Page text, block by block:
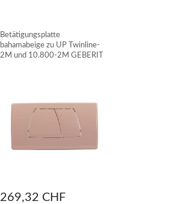
Betätigungsplatte
bahamabeige zu UP Twinline-
2M und 10.800-2M GEBERIT
269,32 CHF